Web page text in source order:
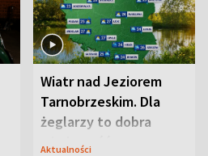
Wiatr nad Jeziorem
Tarnobrzeskim. Dla
żeglarzy to dobra
wiadomość
Aktualności